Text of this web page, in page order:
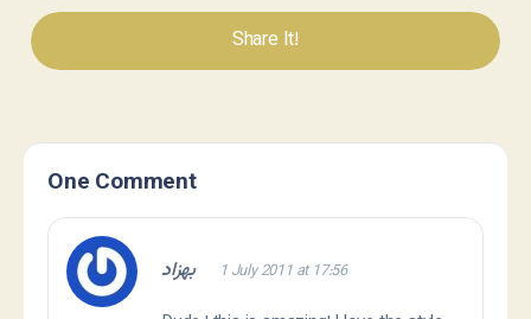
Share It!
One Comment
بهزاد 1 July 2011 at 17:56